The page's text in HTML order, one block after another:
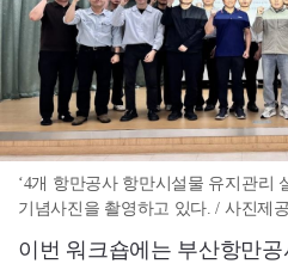
‘4개 항만공사 항만시설물 유지관리
기념사진을 촬영하고 있다. / 사진제
이번 워크숍에는 부산항만